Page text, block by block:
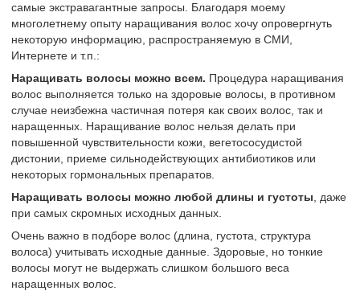
самые экстравагантные запросы. Благодаря моему
многолетнему опыту наращивания волос хочу опровергнуть
некоторую информацию, распространяемую в СМИ,
Интернете и т.п.:
Наращивать волосы можно всем. Процедура наращивания
волос выполняется только на здоровые волосы, в противном
случае неизбежна частичная потеря как своих волос, так и
наращенных. Наращивание волос нельзя делать при
повышенной чувствительности кожи, вегетососудистой
дистонии, приеме сильнодействующих антибиотиков или
некоторых гормональных препаратов.
Наращивать волосы можно любой длины и густоты , даже
при самых скромных исходных данных.
Очень важно в подборе волос (длина, густота, структура
волоса) учитывать исходные данные. Здоровые, но тонкие
волосы могут не выдержать слишком большого веса
наращенных волос.